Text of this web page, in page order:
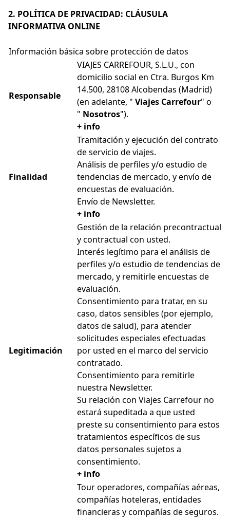
2. POLÍTICA DE PRIVACIDAD: CLÁUSULA
INFORMATIVA ONLINE
Información básica sobre protección de datos
Responsable
VIAJES CARREFOUR, S.L.U., con
domicilio social en Ctra. Burgos Km
14.500, 28108 Alcobendas (Madrid)
(en adelante, " Viajes Carrefour" o
" Nosotros").
+ info
Finalidad
Tramitación y ejecución del contrato
de servicio de viajes.
Análisis de perfiles y/o estudio de
tendencias de mercado, y envío de
encuestas de evaluación.
Envío de Newsletter.
+ info
Legitimación
Gestión de la relación precontractual
y contractual con usted.
Interés legítimo para el análisis de
perfiles y/o estudio de tendencias de
mercado, y remitirle encuestas de
evaluación.
Consentimiento para tratar, en su
caso, datos sensibles (por ejemplo,
datos de salud), para atender
solicitudes especiales efectuadas
por usted en el marco del servicio
contratado.
Consentimiento para remitirle
nuestra Newsletter.
Su relación con Viajes Carrefour no
estará supeditada a que usted
preste su consentimiento para estos
tratamientos específicos de sus
datos personales sujetos a
consentimiento.
+ info
Tour operadores, compañías aéreas,
compañías hoteleras, entidades
financieras y compañías de seguros.